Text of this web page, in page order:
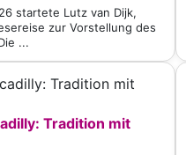
startete Lutz van Dijk,
zur Vorstellung des
...
Tradition mit